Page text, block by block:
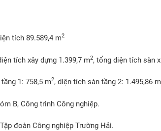
tích 89.589,4 m2
tích xây dựng 1.399,7 m2, tổng diện tích sàn
1: 758,5 m2, diện tích sàn tầng 2: 1.495,86 m
B, Công trình Công nghiệp.
đoàn Công nghiệp Trường Hải.